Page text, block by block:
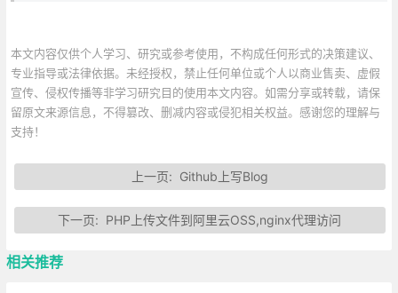
本文内容仅供个人学习、研究或参考使用，不构成任何形式的决策建议、
专业指导或法律依据。未经授权，禁止任何单位或个人以商业售卖、虚假
宣传、侵权传播等非学习研究目的使用本文内容。如需分享或转载，请保
留原文来源信息，不得篡改、删减内容或侵犯相关权益。感谢您的理解与
支持！
上一页: Github上写Blog
下一页: PHP上传文件到阿里云OSS,nginx代理访问
相关推荐